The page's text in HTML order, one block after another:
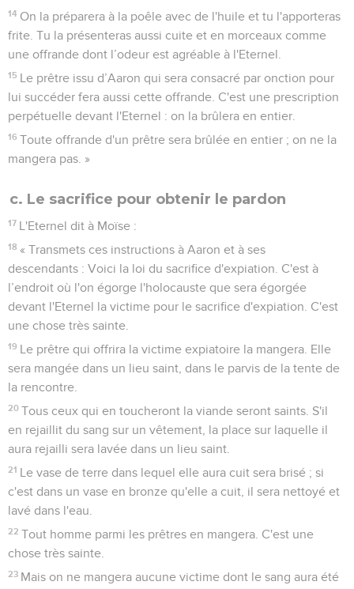
14 On la préparera à la poêle avec de l'huile et tu l'apporteras
frite. Tu la présenteras aussi cuite et en morceaux comme
une offrande dont l’odeur est agréable à l'Eternel.
15 Le prêtre issu d’Aaron qui sera consacré par onction pour
lui succéder fera aussi cette offrande. C'est une prescription
perpétuelle devant l'Eternel : on la brûlera en entier.
16 Toute offrande d'un prêtre sera brûlée en entier ; on ne la
mangera pas. »
c. Le sacrifice pour obtenir le pardon
17 L'Eternel dit à Moïse :
18 « Transmets ces instructions à Aaron et à ses
descendants : Voici la loi du sacrifice d'expiation. C'est à
l’endroit où l'on égorge l'holocauste que sera égorgée
devant l'Eternel la victime pour le sacrifice d'expiation. C'est
une chose très sainte.
19 Le prêtre qui offrira la victime expiatoire la mangera. Elle
sera mangée dans un lieu saint, dans le parvis de la tente de
la rencontre.
20 Tous ceux qui en toucheront la viande seront saints. S'il
en rejaillit du sang sur un vêtement, la place sur laquelle il
aura rejailli sera lavée dans un lieu saint.
21 Le vase de terre dans lequel elle aura cuit sera brisé ; si
c'est dans un vase en bronze qu'elle a cuit, il sera nettoyé et
lavé dans l'eau.
22 Tout homme parmi les prêtres en mangera. C'est une
chose très sainte.
23 Mais on ne mangera aucune victime dont le sang aura été